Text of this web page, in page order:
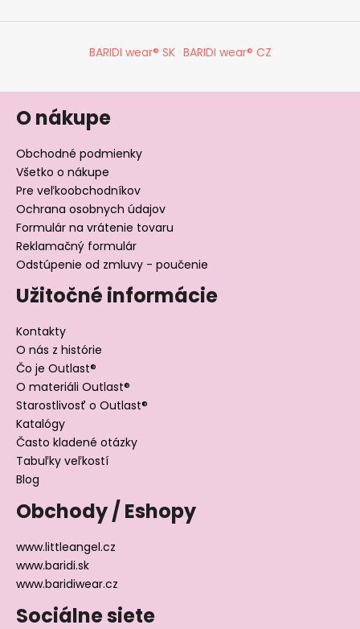
BARIDI wear® SK BARIDI wear® CZ
O nákupe
Obchodné podmienky
Všetko o nákupe
Pre veľkoobchodníkov
Ochrana osobnych údajov
Formulár na vrátenie tovaru
Reklamačný formulár
Odstúpenie od zmluvy - poučenie
Užitočné informácie
Kontakty
O nás z histórie
Čo je Outlast®
O materiáli Outlast®
Starostlivosť o Outlast®
Katalógy
Často kladené otázky
Tabuľky veľkostí
Blog
Obchody / Eshopy
www.littleangel.cz
www.baridi.sk
www.baridiwear.cz
Sociálne siete